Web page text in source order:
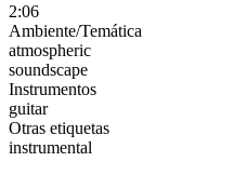
2:06
Ambiente/Temática
atmospheric
soundscape
Instrumentos
guitar
Otras etiquetas
instrumental